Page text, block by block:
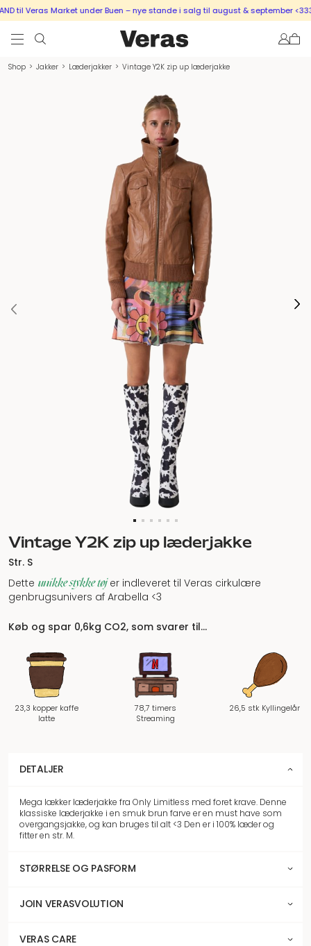
til Veras Market under Buen – nye stande i salg til august & september <333
Shop > Jakker > Læderjakker > Vintage Y2K zip up læderjakke
Vintage Y2K zip up læderjakke
Str. S
Dette unikke stykke tøjer indleveret til Veras cirkulære
genbrugsunivers af Arabella <3
Køb og spar 0,6kg CO2, som svarer til…
23,3 kopper kaffe
latte
78,7 timers
Streaming
26,5 stk Kyllingelår
DETALJER
Mega lækker læderjakke fra Only Limitless med foret krave. Denne
klassiske læderjakke i en smuk brun farve er en must have som
overgangsjakke, og kan bruges til alt <3 Den er i 100% læder og
fitter en str. M.
STØRRELSE OG PASFORM
JOIN VERASVOLUTION
VERAS CARE